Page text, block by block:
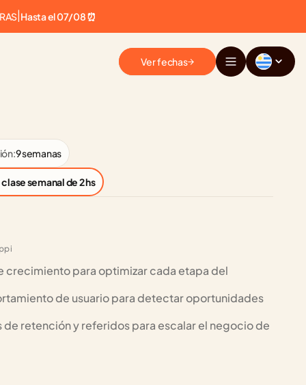
Hasta el 07/08 ⏰
Ver fechas
9 semanas
clase semanal de 2 hs
crecimiento para optimizar cada etapa del
de usuario para detectar oportunidades
retención y referidos para escalar el negocio de